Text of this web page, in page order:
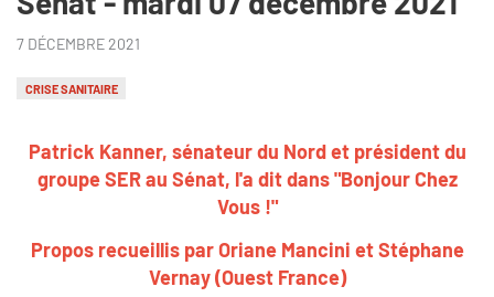
7 DÉCEMBRE 2021
CRISE SANITAIRE
Patrick Kanner, sénateur du Nord et président du
groupe SER au Sénat, l'a dit dans "Bonjour Chez
Vous !"
Propos recueillis par Oriane Mancini et Stéphane
Vernay (Ouest France)